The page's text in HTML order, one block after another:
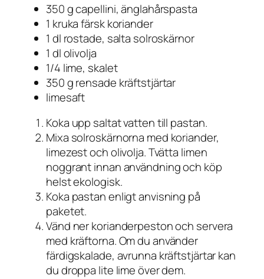
350 g capellini, änglahårspasta
1 kruka färsk koriander
1 dl rostade, salta solroskärnor
1 dl olivolja
1/4 lime, skalet
350 g rensade kräftstjärtar
limesaft
Koka upp saltat vatten till pastan.
Mixa solroskärnorna med koriander,
limezest och olivolja. Tvätta limen
noggrant innan användning och köp
helst ekologisk.
Koka pastan enligt anvisning på
paketet.
Vänd ner korianderpeston och servera
med kräftorna. Om du använder
färdigskalade, avrunna kräftstjärtar kan
du droppa lite lime över dem.